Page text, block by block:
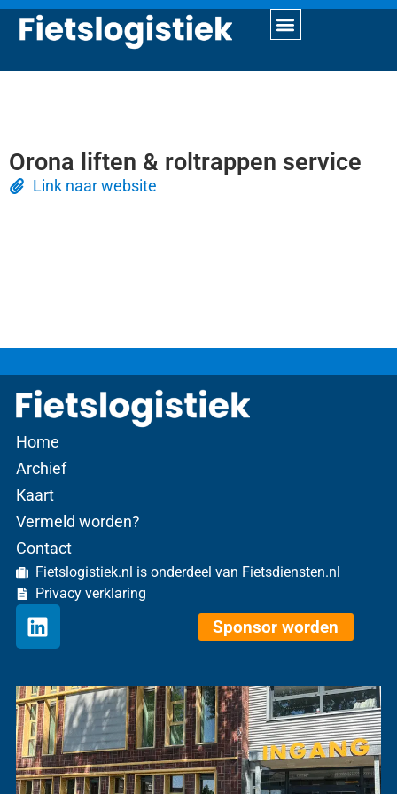
Orona liften & roltrappen service
Link naar website
Home
Archief
Kaart
Vermeld worden?
Contact
Fietslogistiek.nl is onderdeel van Fietsdiensten.nl
Privacy verklaring
Sponsor worden